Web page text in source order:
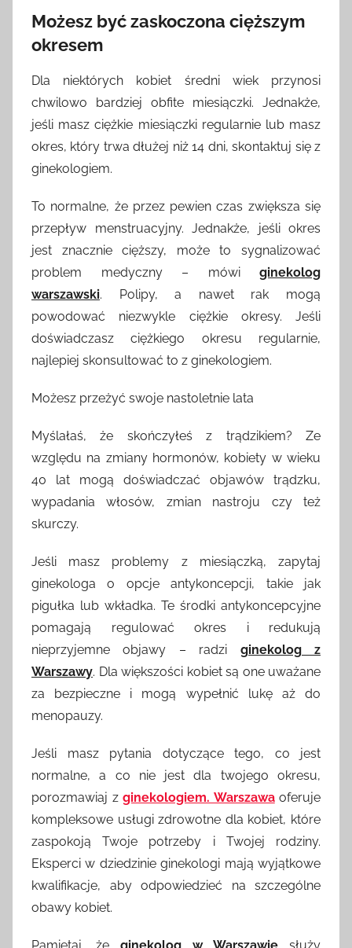
Możesz być zaskoczona cięższym
okresem
Dla niektórych kobiet średni wiek przynosi
chwilowo bardziej obfite miesiączki. Jednakże,
jeśli masz ciężkie miesiączki regularnie lub masz
okres, który trwa dłużej niż 14 dni, skontaktuj się z
ginekologiem.
To normalne, że przez pewien czas zwiększa się
przepływ menstruacyjny. Jednakże, jeśli okres
jest znacznie cięższy, może to sygnalizować
problem medyczny – mówi ginekolog
warszawski. Polipy, a nawet rak mogą
powodować niezwykle ciężkie okresy. Jeśli
doświadczasz ciężkiego okresu regularnie,
najlepiej skonsultować to z ginekologiem.
Możesz przeżyć swoje nastoletnie lata
Myślałaś, że skończyłeś z trądzikiem? Ze
względu na zmiany hormonów, kobiety w wieku
40 lat mogą doświadczać objawów trądzku,
wypadania włosów, zmian nastroju czy też
skurczy.
Jeśli masz problemy z miesiączką, zapytaj
ginekologa o opcje antykoncepcji, takie jak
pigułka lub wkładka. Te środki antykoncepcyjne
pomagają regulować okres i redukują
nieprzyjemne objawy – radzi ginekolog z
Warszawy. Dla większości kobiet są one uważane
za bezpieczne i mogą wypełnić lukę aż do
menopauzy.
Jeśli masz pytania dotyczące tego, co jest
normalne, a co nie jest dla twojego okresu,
porozmawiaj z ginekologiem. Warszawaoferuje
kompleksowe usługi zdrowotne dla kobiet, które
zaspokoją Twoje potrzeby i Twojej rodziny.
Eksperci w dziedzinie ginekologi mają wyjątkowe
kwalifikacje, aby odpowiedzieć na szczególne
obawy kobiet.